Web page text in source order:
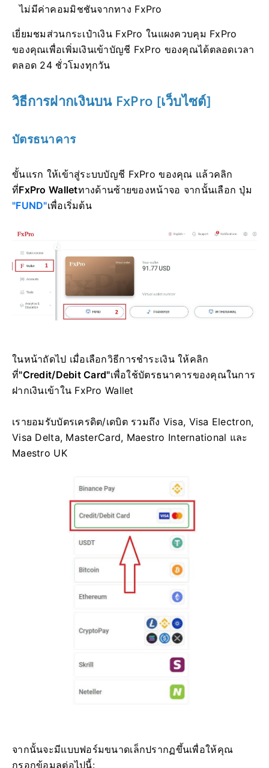
ไม่มีค่าคอมมิชชันจากทาง FxPro
เยี่ยมชมส่วนกระเป๋าเงิน FxPro ในแผงควบคุม FxPro
ของคุณเพื่อเพิ่มเงินเข้าบัญชี FxPro ของคุณได้ตลอดเวลา
ตลอด 24 ชั่วโมงทุกวัน
วิธีการฝากเงินบน FxPro [เว็บไซต์]
บัตรธนาคาร
ขั้นแรก ให้เข้าสู่ระบบบัญชี FxPro ของคุณ แล้วคลิก
ที่FxPro Walletทางด้านซ้ายของหน้าจอ จากนั้นเลือก ปุ่ม
"FUND"เพื่อเริ่มต้น
ในหน้าถัดไป เมื่อเลือกวิธีการชำระเงิน ให้คลิก
ที่"Credit/Debit Card"เพื่อใช้บัตรธนาคารของคุณในการ
ฝากเงินเข้าใน FxPro Wallet
เรายอมรับบัตรเครดิต/เดบิต รวมถึง Visa, Visa Electron,
Visa Delta, MasterCard, Maestro International และ
Maestro UK
จากนั้นจะมีแบบฟอร์มขนาดเล็กปรากฏขึ้นเพื่อให้คุณ
กรอกข้อมูลต่อไปนี้: